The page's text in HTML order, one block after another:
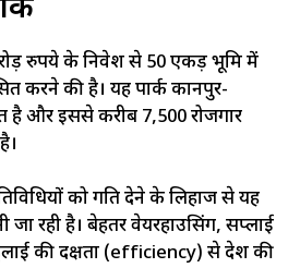
रुपये के निवेश से 50 एकड़ भूमि में
करने की है। यह पार्क कानपुर-
है और इससे करीब 7,500 रोजगार
को गति देने के लिहाज से यह
जा रही है। बेहतर वेयरहाउसिंग, सप्लाई
की दक्षता (efficiency) से प्रदेश की